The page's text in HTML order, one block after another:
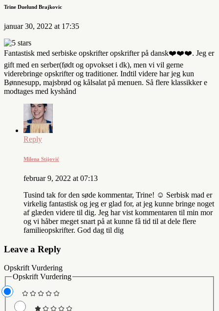
Trine Duelund Brajkovic
januar 30, 2022 at 17:35
Fantastisk med serbiske opskrifter opskrifter på dansk❤️❤️❤️. Jeg er
gift med en serber(født og opvokset i dk), men vi vil gerne
viderebringe opskrifter og traditioner. Indtil videre har jeg kun
Bønnesupp, majsbrød og kålsalat på menuen. Så flere klassikker e
modtages med kyshånd
Reply
Milena Stijović
februar 9, 2022 at 07:13
Tusind tak for den søde kommentar, Trine! ☺️ Serbisk mad er
virkelig fantastisk og jeg er glad for, at jeg kunne bringe noget
af glæden videre til dig. Jeg har vist kommentaren til min mor
og vi håber meget snart på at kunne få tid til at dele flere
familieopskrifter. God dag til dig
Leave a Reply
Opskrift Vurdering
Opskrift Vurdering